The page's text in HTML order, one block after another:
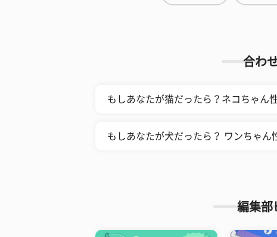
合わ
もしあなたが猫だったら？ネコちゃん
もしあなたが犬だったら？ ワンちゃん
編集部